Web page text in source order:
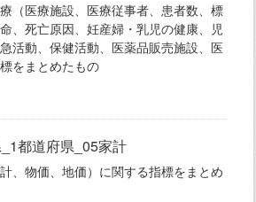
（医療施設、医療従事者、患者数、標
、死亡原因、妊産婦・乳児の健康、児
活動、保健活動、医薬品販売施設、医
をまとめたもの
都道府県_05家計
、物価、地価）に関する指標をまとめ